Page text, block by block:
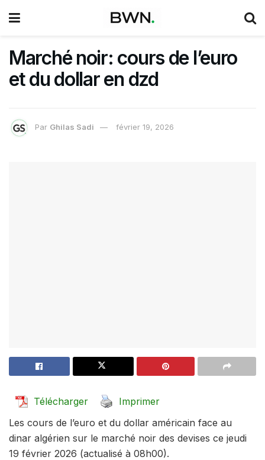
Marché noir: cours de l’euro
et du dollar en dzd
Par Ghilas Sadi février 19, 2026
Télécharger
Imprimer
Les cours de l’euro et du dollar américain face au
dinar algérien sur le marché noir des devises ce jeudi
19 février 2026 (actualisé à 08h00).